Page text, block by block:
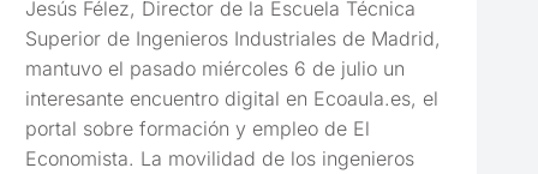
Jesús Félez, Director de la Escuela Técnica
Superior de Ingenieros Industriales de Madrid,
mantuvo el pasado miércoles 6 de julio un
interesante encuentro digital en Ecoaula.es, el
portal sobre formación y empleo de El
Economista. La movilidad de los ingenieros